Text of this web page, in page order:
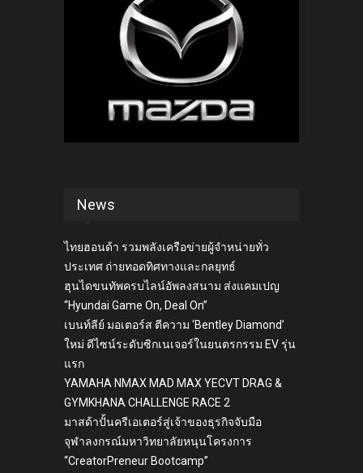
News
ไทยฮอนด้า รวมพลังเครือข่ายผู้จำหน่ายทั่ว
ประเทศ ถ่ายทอดทิศทางและกลยุทธ์
ฮุนไดขนทัพครบไลน์อัพลงสนาม ส่งแคมเปญ
“Hyundai Game On, Deal On”
เบนท์ลีย์ มอเตอร์ส ตีความ ‘Bentley Diamond’
ใหม่ ดีไซน์ระดับซิกเนเจอร์ในยนตรกรรม EV รุ่น
แรก
YAMAHA NMAX MAD MAX YECVT DRAG &
GYMKHANA CHALLENGE RACE 2
มาสด้าปั้นครีเอเตอร์สู่เจ้าของธุรกิจจับมือ
จุฬาลงกรณ์มหาวิทยาลัยหนุนโครงการ
“CreatorPreneur Bootcamp”